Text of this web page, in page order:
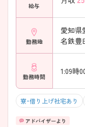
給与
勤務地
愛知県
名鉄豊
勤務時間
1:09時
寮・借り上げ社宅あり